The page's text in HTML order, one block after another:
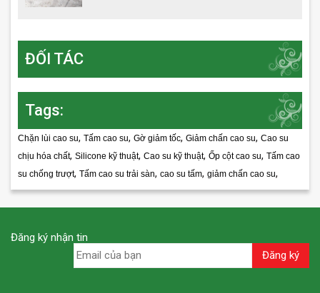
ĐỐI TÁC
Tags:
Chặn lùi cao su, Tấm cao su, Gờ giảm tốc, Giảm chấn cao su, Cao su
chịu hóa chất, Silicone kỹ thuật, Cao su kỹ thuật, Ốp cột cao su, Tấm cao
su chống trượt, Tấm cao su trải sàn, cao su tấm, giảm chấn cao su,
Đăng ký nhận tin